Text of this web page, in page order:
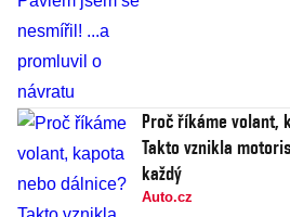
Proč říkáme volant,
Takto vznikla
každý
Auto.cz